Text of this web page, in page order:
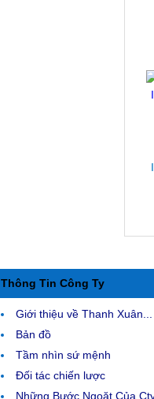
Thông Tin Công Ty
Giới thiệu về Thanh Xuân...
Bản đồ
Tầm nhìn sứ mệnh
Đối tác chiến lược
Những Bước Ngoặt Của